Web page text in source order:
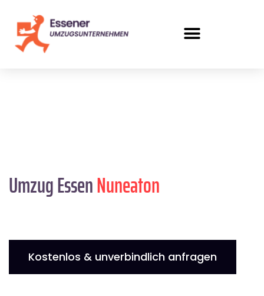
Umzug EssenNuneaton
Kostenlos & unverbindlich anfragen